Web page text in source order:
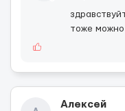
тоже можно
Алексей